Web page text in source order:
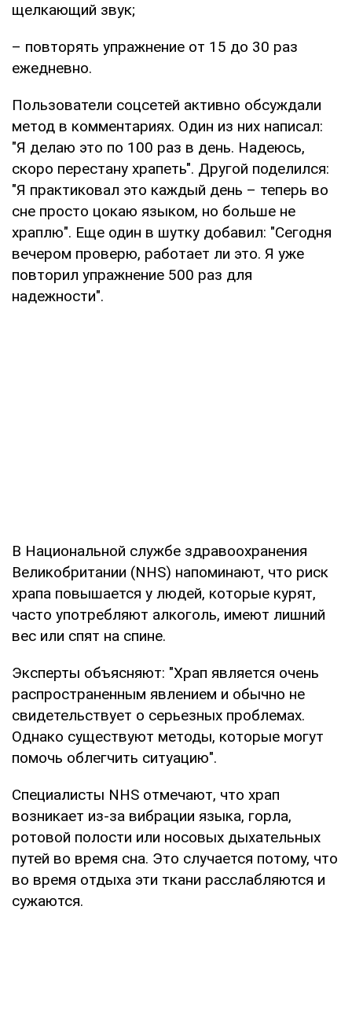
щелкающий звук;
– повторять упражнение от 15 до 30 раз
ежедневно.
Пользователи соцсетей активно обсуждали
метод в комментариях. Один из них написал:
"Я делаю это по 100 раз в день. Надеюсь,
скоро перестану храпеть". Другой поделился:
"Я практиковал это каждый день – теперь во
сне просто цокаю языком, но больше не
храплю". Еще один в шутку добавил: "Сегодня
вечером проверю, работает ли это. Я уже
повторил упражнение 500 раз для
надежности".
В Национальной службе здравоохранения
Великобритании (NHS) напоминают, что риск
храпа повышается у людей, которые курят,
часто употребляют алкоголь, имеют лишний
вес или спят на спине.
Эксперты объясняют: "Храп является очень
распространенным явлением и обычно не
свидетельствует о серьезных проблемах.
Однако существуют методы, которые могут
помочь облегчить ситуацию".
Специалисты NHS отмечают, что храп
возникает из-за вибрации языка, горла,
ротовой полости или носовых дыхательных
путей во время сна. Это случается потому, что
во время отдыха эти ткани расслабляются и
сужаются.